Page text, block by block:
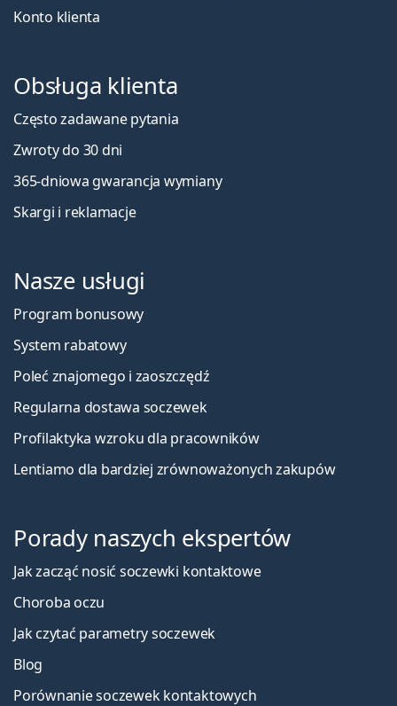
Konto klienta
Obsługa klienta
Często zadawane pytania
Zwroty do 30 dni
365-dniowa gwarancja wymiany
Skargi i reklamacje
Nasze usługi
Program bonusowy
System rabatowy
Poleć znajomego i zaoszczędź
Regularna dostawa soczewek
Profilaktyka wzroku dla pracowników
Lentiamo dla bardziej zrównoważonych zakupów
Porady naszych ekspertów
Jak zacząć nosić soczewki kontaktowe
Choroba oczu
Jak czytać parametry soczewek
Blog
Porównanie soczewek kontaktowych